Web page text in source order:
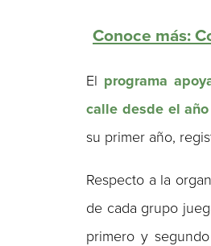
Conoce más:
El programa
calle desde el
su primer año,
Respecto a la
de cada grupo
primero y